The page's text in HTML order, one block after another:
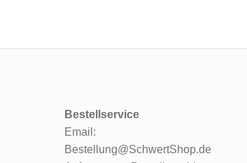
Bestellservice
Email:
Bestellung@SchwertShop.de